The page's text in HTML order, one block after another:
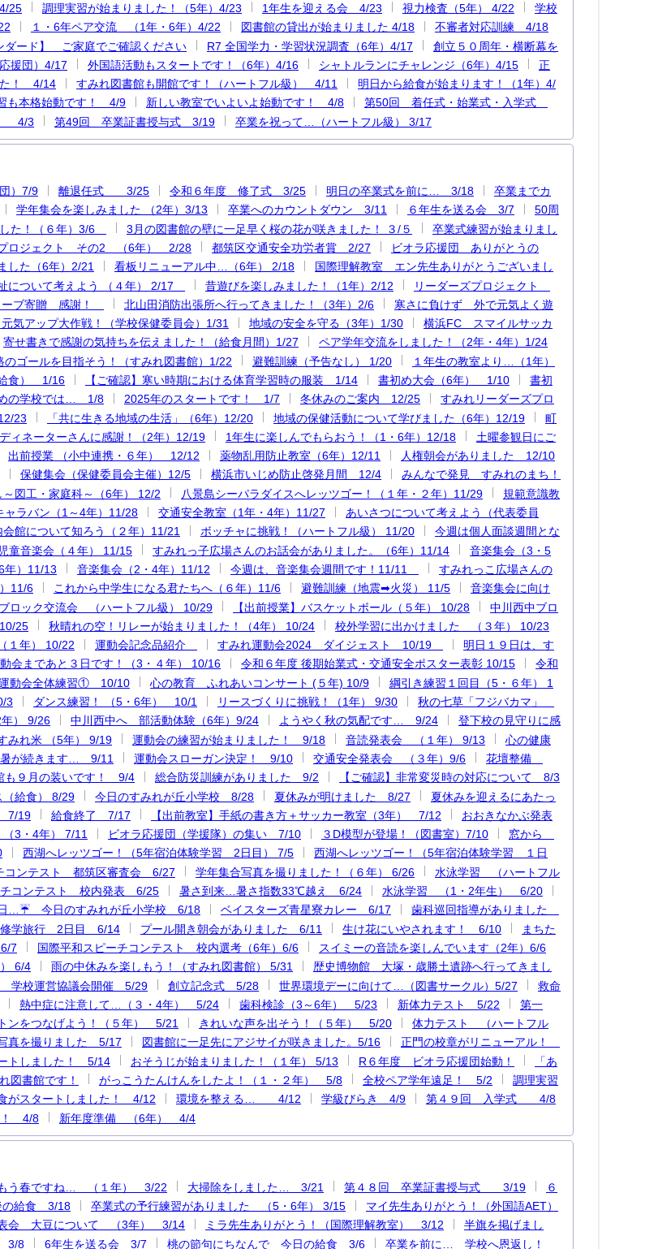
25
調理実習が始まりました！（5年）4/23 1年生を迎える会 4/23 視力検査（5年） 4/22
学校
１・6年ペア交流 （1年・6年）4/22 図書館の貸出が始まりました 4/18
不審者対応訓練 4/18
ダード】 ご家庭でご確認ください
R7 全国学力・学習状況調査（6年）4/17
創立５０周年・横断幕を
援団）4/17
外国語活動もスタートです！（6年）4/16 シャトルランにチャレンジ（6年）4/15
正
た！ 4/14
すみれ図書館も開館です！（ハートフル級） 4/11
明日から給食が始まります！（1年）4/
も本格始動です！ 4/9 新しい教室でいよいよ始動です！ 4/8
第50回 着任式・始業式・入学式
4/3 第49回 卒業証書授与式 3/19 卒業を祝って…（ハートフル級） 3/17
）7/9 離退任式 3/25 令和６年度 修了式 3/25 明日の卒業式を前に… 3/18
卒業までカ
学年集会を楽しみました （2年）3/13 卒業へのカウントダウン 3/11 ６年生を送る会 3/7
50周
た！（６年）3/6
3月の図書館の壁に一足早く桜の花が咲きました！ ３/５
卒業式練習が始まりまし
プロジェクト その2 （6年） 2/28 都筑区交通安全功労者賞 2/27
ビオラ応援団 ありがとうの
した（6年）2/21 看板リニューアル中…（6年） 2/18
国際理解教室 エン先生ありがとうございまし
について考えよう （４年） 2/17 昔遊びを楽しみました！（1年）2/12
リーダーズプロジェクト
ーブ寄贈 感謝！ 北山田消防出張所へ行ってきました！（3年）2/6
寒さに負けず 外で元気よく遊
気アップ大作戦！（学校保健委員会）1/31 地域の安全を守る（3年）1/30
横浜FC スマイルサッカ
寄せ書きで感謝の気持ちを伝えました！（給食月間）1/27
ペア学年交流をしました！（2年・4年）1/24
ゴールを目指そう！（すみれ図書館）1/22
避難訓練（予告なし） 1/20
１年生の教室より…（1年）
食） 1/16 【ご確認】寒い時期における体育学習時の服装 1/14 書初め大会（6年） 1/10
書初
の学校では… 1/8 2025年のスタートです！ 1/7 冬休みのご案内 12/25
すみれリーダーズプロ
23
「共に生きる地域の生活」（6年）12/20 地域の保健活動について学びました（6年）12/19
町
ィネーターさんに感謝！（2年）12/19
1年生に楽しんでもらおう！（1・6年）12/18
土曜参観日にご
出前授業 （小中連携・６年） 12/12 薬物乱用防止教室（6年）12/11
人権朝会がありました 12/10
保健集会（保健委員会主催）12/5 横浜市いじめ防止啓発月間 12/4
みんなで発見 すみれのまち！
図工・家庭科～（6年） 12/2 八景島シーパラダイスへレッツゴー！（１年・２年）11/29
規範意識教
ャラバン（1～4年）11/28 交通安全教室（1年・4年）11/27
あいさつについて考えよう（代表委員
館について知ろう（２年）11/21 ボッチャに挑戦！（ハートフル級） 11/20
今週は個人面談週間とな
童音楽会（４年） 11/15 すみれっ子広場さんのお話会がありました。（6年）11/14
音楽集会（3・5
年）11/13 音楽集会（2・4年）11/12 今週は、音楽集会週間です！11/11
すみれっこ広場さんの
11/6
これから中学生になる君たちへ（６年）11/6 避難訓練（地震➡火災） 11/5
音楽集会に向け
ロック交流会 （ハートフル級） 10/29 【出前授業】バスケットボール（５年） 10/28
中川西中ブロ
25
秋晴れの空！リレーが始まりました！（4年） 10/24
校外学習に出かけました （３年） 10/23
１年） 10/22
運動会記念品紹介 すみれ運動会2024 ダイジェスト 10/19
明日１９日は、す
会まであと３日です！（3・４年） 10/16 令和６年度 後期始業式・交通安全ポスター表彰 10/15
令和
動会全体練習① 10/10 心の教育 ふれあいコンサート (５年) 10/9
綱引き練習１回目（5・６年） 1
3 ダンス練習！ （5・6年） 10/1 リースづくりに挑戦！（1年） 9/30
秋の七草「フジバカマ」
） 9/26 中川西中へ 部活動体験（6年）9/24 ようやく秋の気配です… 9/24
登下校の見守りに感
みれ米 （5年） 9/19 運動会の練習が始まりました！ 9/18 音読発表会 （１年） 9/13
心の健康
が続きます… 9/11 運動会スローガン決定！ 9/10 交通安全発表会 （３年）9/6
花壇整備
も９月の装いです！ 9/4 総合防災訓練がありました 9/2
【ご確認】非常変災時の対応について 8/3
（給食） 8/29 今日のすみれが丘小学校 8/28 夏休みが明けました 8/27
夏休みを迎えるにあたっ
7/19 給食終了 7/17 【出前教室】手紙の書き方＋サッカー教室（3年） 7/12
おおきなかぶ発表
3・4年） 7/11 ビオラ応援団（学援隊）の集い 7/10 ３D模型が登場！（図書室）7/10
窓から
西湖へレッツゴー！（5年宿泊体験学習 2日目） 7/5
西湖へレッツゴー！（5年宿泊体験学習 １日
コンテスト 都筑区審査会 6/27 学年集合写真を撮りました！（６年） 6/26
水泳学習 （ハートフル
チコンテスト 校内発表 6/25 暑さ到来…暑さ指数33℃越え 6/24
水泳学習 （1・2年生） 6/20
…☔ 今日のすみれが丘小学校 6/18 ベイスターズ青星寮カレー 6/17
歯科巡回指導がありました
修学旅行 2日目 6/14 プール開き朝会がありました 6/11 生け花にいやされます！ 6/10
まちた
7
国際平和スピーチコンテスト 校内選考（6年）6/6
スイミーの音読を楽しんでいます（2年）6/6
6/4
雨の中休みを楽しもう！（すみれ図書館） 5/31
歴史博物館 大塚・歳勝土遺跡へ行ってきまし
学校運営協議会開催 5/29 創立記念式 5/28 世界環境デーに向けて…（図書サークル）5/27
救命
熱中症に注意して…（３・4年） 5/24 歯科検診（3～6年） 5/23 新体力テスト 5/22
第一
ンをつなげよう！（５年） 5/21 きれいな声を出そう！（５年） 5/20
体力テスト （ハートフル
真を撮りました 5/17 図書館に一足先にアジサイが咲きました。5/16
正門の校章がリニューアル！
トしました！ 5/14 おそうじが始まりました！（１年） 5/13 R６年度 ビオラ応援団始動！
「あ
図書館です！
がっこうたんけんをしたよ！（１・２年） 5/8 全校ペア学年遠足！ 5/2
調理実習
がスタートしました！ 4/12 環境を整える… 4/12 学級びらき 4/9
第４９回 入学式 4/8
！ 4/8
新年度準備 （6年） 4/4
う春ですね… （１年） 3/22 大掃除をしました… 3/21 第４８回 卒業証書授与式 3/19
６
の給食 3/18
卒業式の予行練習がありました （5・6年） 3/15
マイ先生ありがとう！（外国語AET）
表会 大豆について （3年） 3/14 ミラ先生ありがとう！（国際理解教室） 3/12
半旗を掲げまし
3/8 6年生を送る会 3/7 桃の節句にちなんで 今日の給食 3/6 卒業を前に… 学校へ恩返し！